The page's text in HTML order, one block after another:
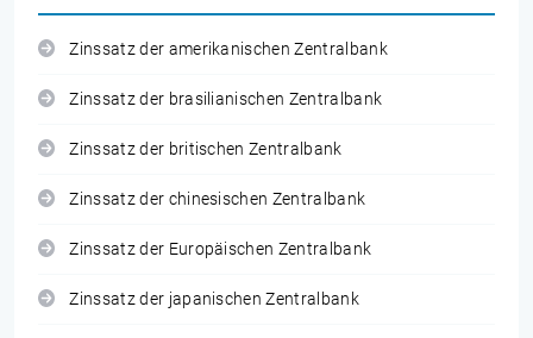
Zinssatz der amerikanischen Zentralbank
Zinssatz der brasilianischen Zentralbank
Zinssatz der britischen Zentralbank
Zinssatz der chinesischen Zentralbank
Zinssatz der Europäischen Zentralbank
Zinssatz der japanischen Zentralbank